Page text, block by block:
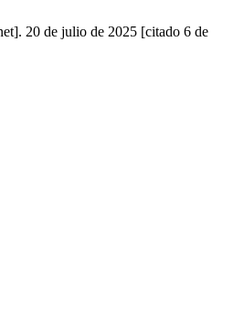
20 de julio de 2025 [citado 6 de